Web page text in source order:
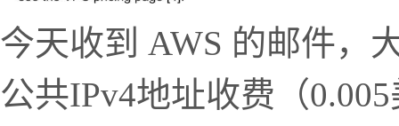
今天收到 AWS 的邮件，
公共IPv4地址收费（